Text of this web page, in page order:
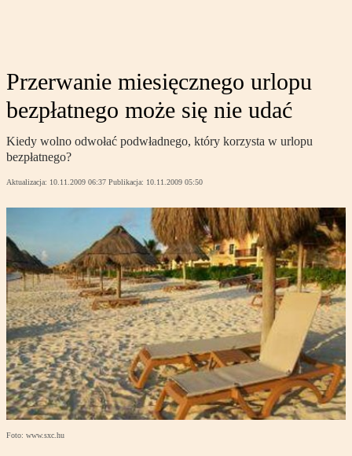
Przerwanie miesięcznego urlopu
bezpłatnego może się nie udać
Kiedy wolno odwołać podwładnego, który korzysta w urlopu
bezpłatnego?
Aktualizacja: 10.11.2009 06:37 Publikacja: 10.11.2009 05:50
Foto: www.sxc.hu